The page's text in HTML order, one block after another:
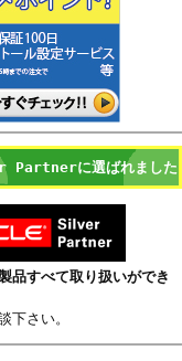
に選ばれました
品すべて取り扱いができ
下さい。